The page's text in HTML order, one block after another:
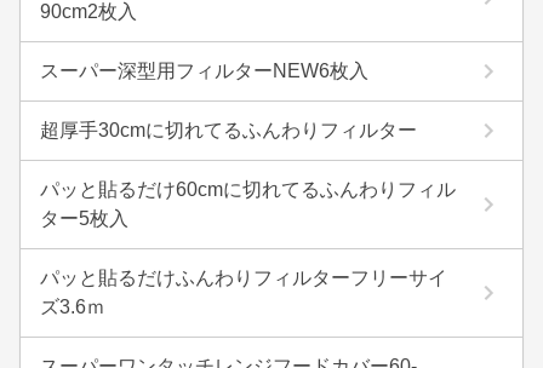
90cm2枚入
スーパー深型用フィルターNEW6枚入
超厚手30cmに切れてるふんわりフィルター
パッと貼るだけ60cmに切れてるふんわりフィル
ター5枚入
パッと貼るだけふんわりフィルターフリーサイ
ズ3.6ｍ